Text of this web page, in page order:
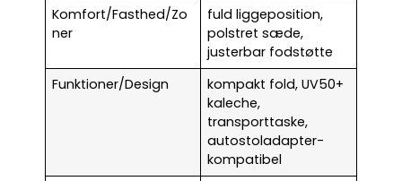
Komfort/Fasthed/Zo
ner
fuld liggeposition,
polstret sæde,
justerbar fodstøtte
Funktioner/Design
kompakt fold, UV50+
kaleche,
transporttaske,
autostoladapter-
kompatibel